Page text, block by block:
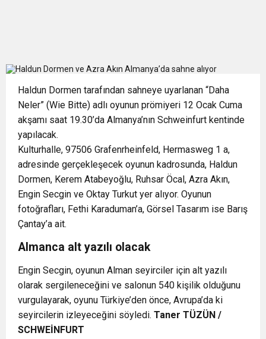
Haldun Dormen tarafından sahneye uyarlanan “Daha
Neler” (Wie Bitte) adlı oyunun prömiyeri 12 Ocak Cuma
akşamı saat 19.30’da Almanya’nın Schweinfurt kentinde
yapılacak.
Kulturhalle, 97506 Grafenrheinfeld, Hermasweg 1 a,
adresinde gerçekleşecek oyunun kadrosunda, Haldun
Dormen, Kerem Atabeyoğlu, Ruhsar Öcal, Azra Akın,
Engin Secgin ve Oktay Turkut yer alıyor. Oyunun
fotoğrafları, Fethi Karaduman’a, Görsel Tasarım ise Barış
Çantay’a ait.
Almanca alt yazılı olacak
Engin Secgin, oyunun Alman seyirciler için alt yazılı
olarak sergileneceğini ve salonun 540 kişilik olduğunu
vurgulayarak, oyunu Türkiye’den önce, Avrupa’da ki
seyircilerin izleyeceğini söyledi. Taner TÜZÜN /
SCHWEİNFURT